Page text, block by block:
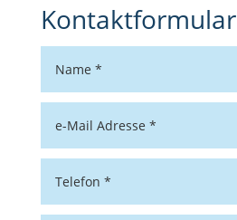
Kontaktformular